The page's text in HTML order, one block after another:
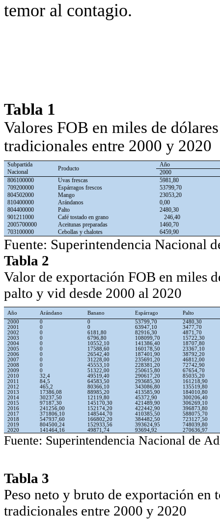
temor al contagio.
Tabla 1
Valores FOB en miles de
tradicionales entre 2000 y 2020
Subpartida
Nacional
Producto
Año
2000
806100000
Uvas frescas
5981,80
709200000
Espárragos frescos
53799,70
804502000
Mango
23053,20
810400000
Arándanos
0,00
804400000
Palto
2480,30
901211000
Café tostado en grano
246,40
2005700000
Aceitunas preparadas
1460,70
703100000
Cebollas y chalotes 6459,90
Fuente: Superintendencia Nacional
Tabla 2
Valor de exportación FOB en miles
palto y vid desde 2000 al 2020
Año Arándano Banano Espárrago
Palto
2000
0 0 53799,70
2480,30
2001
0 0 63947,10
3477,70
2002
0 6181,80 82916,30
4871,70
2003
0 6796,80 108099,70
15722,30
2004
0 10552,10 141386,40
18707,80
2005
0 17588,60 160178,50
23367,10
2006
0 26542,40 187401,90
38792,20
2007
0 31228,00 235691,20
46812,00
2008
0 45553,10 228381,20
72742,90
2009
0 51322,00 250615,80
67654,70
2010
32,4 49519,40 290617,20
85035,20
2011
84,5 64583,50 293685,30
161218,90
2012
465,2 80366,10 343086,80
135519,80
2013
17386,08 88985,20 413585,90
184010,80
2014
30237,50 12119,80 45372,90
300206,40
2015
97187,30 145170,30 421489,90
306269,10
2016
241256,00 152174,20 422442,90
396873,80
2017
371806,10 148544,70 410385,50
588075,70
2018
547937,60 166802,20 384482,50
723127,50
2019
804500,24 152933,56 393624,95
748039,80
2020
141464,16 49871,74 93694,92 270636,97
Fuente: Superintendencia Nacional de
Tabla 3
Peso neto y bruto de exportación en
tradicionales entre 2000 y 2020